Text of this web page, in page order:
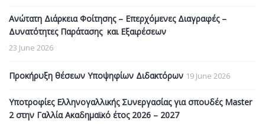
Ανώτατη Διάρκεια Φοίτησης – Επερχόμενες Διαγραφές –
Δυνατότητες Παράτασης και Εξαιρέσεων
23 June 2026
Προκήρυξη θέσεων Υποψηφίων Διδακτόρων 19 June 2026
Υποτροφίες Ελληνογαλλικής Συνεργασίας για σπουδές Master
2 στην Γαλλία Ακαδημαϊκό έτος 2026 – 2027